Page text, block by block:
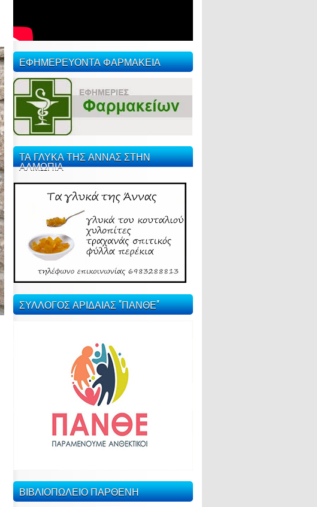
ΕΦΗΜΕΡΕΥΟΝΤΑ ΦΑΡΜΑΚΕΙΑ
ΤΑ ΓΛΥΚΑ ΤΗΣ ΑΝΝΑΣ ΣΤΗΝ
ΑΛΜΩΠΙΑ
ΣΥΛΛΟΓΟΣ ΑΡΙΔΑΙΑΣ "ΠΑΝΘΕ"
ΒΙΒΛΙΟΠΩΛΕΙΟ ΠΑΡΘΕΝΗ